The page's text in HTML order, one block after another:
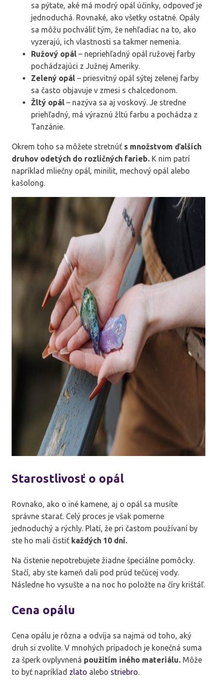
sa pýtate, aké má modrý opál účinky, odpoveď je
jednoduchá. Rovnaké, ako všetky ostatné. Opály
sa môžu pochváliť tým, že nehľadiac na to, ako
vyzerajú, ich vlastnosti sa takmer nemenia.
Ružový opál – nepriehľadný opál ružovej farby
pochádzajúci z Južnej Ameriky.
Zelený opál – priesvitný opál sýtej zelenej farby
sa často objavuje v zmesi s chalcedonom.
Žltý opál – nazýva sa aj voskový. Je stredne
priehľadný, má výraznú žltú farbu a pochádza z
Tanzánie.
Okrem toho sa môžete stretnúť s množstvom ďalších
druhov odetých do rozličných farieb. K nim patrí
napríklad mliečny opál, minilit, mechový opál alebo
kašolong.
Starostlivosť o opál
Rovnako, ako o iné kamene, aj o opál sa musíte
správne starať. Celý proces je však pomerne
jednoduchý a rýchly. Platí, že pri častom používaní by
ste ho mali čistiť každých 10 dní.
Na čistenie nepotrebujete žiadne špeciálne pomôcky.
Stačí, aby ste kameň dali pod prúd tečúcej vody.
Následne ho vysušte a na noc ho položte na číry krištáľ.
Cena opálu
Cena opálu je rôzna a odvíja sa najmä od toho, aký
druh si zvolíte. V mnohých prípadoch je konečná suma
za šperk ovplyvnená použitím iného materiálu. Môže
to byť napríklad zlato alebo striebro.